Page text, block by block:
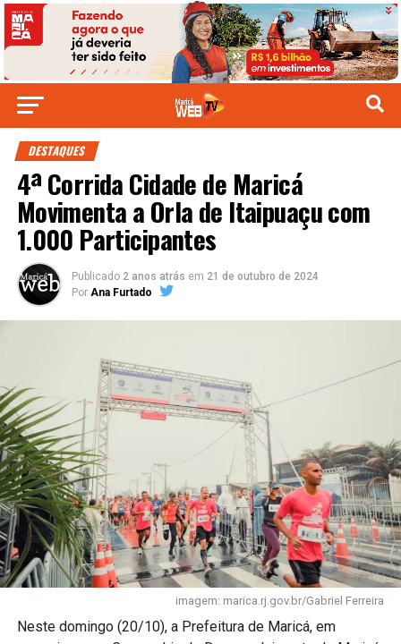
DESTAQUES
4ª Corrida Cidade de Maricá
Movimenta a Orla de Itaipuaçu com
1.000 Participantes
Publicado 2 anos atrás em 21 de outubro de 2024
Por Ana Furtado
imagem: marica.rj.gov.br/Gabriel Ferreira
Neste domingo (20/10), a Prefeitura de Maricá, em